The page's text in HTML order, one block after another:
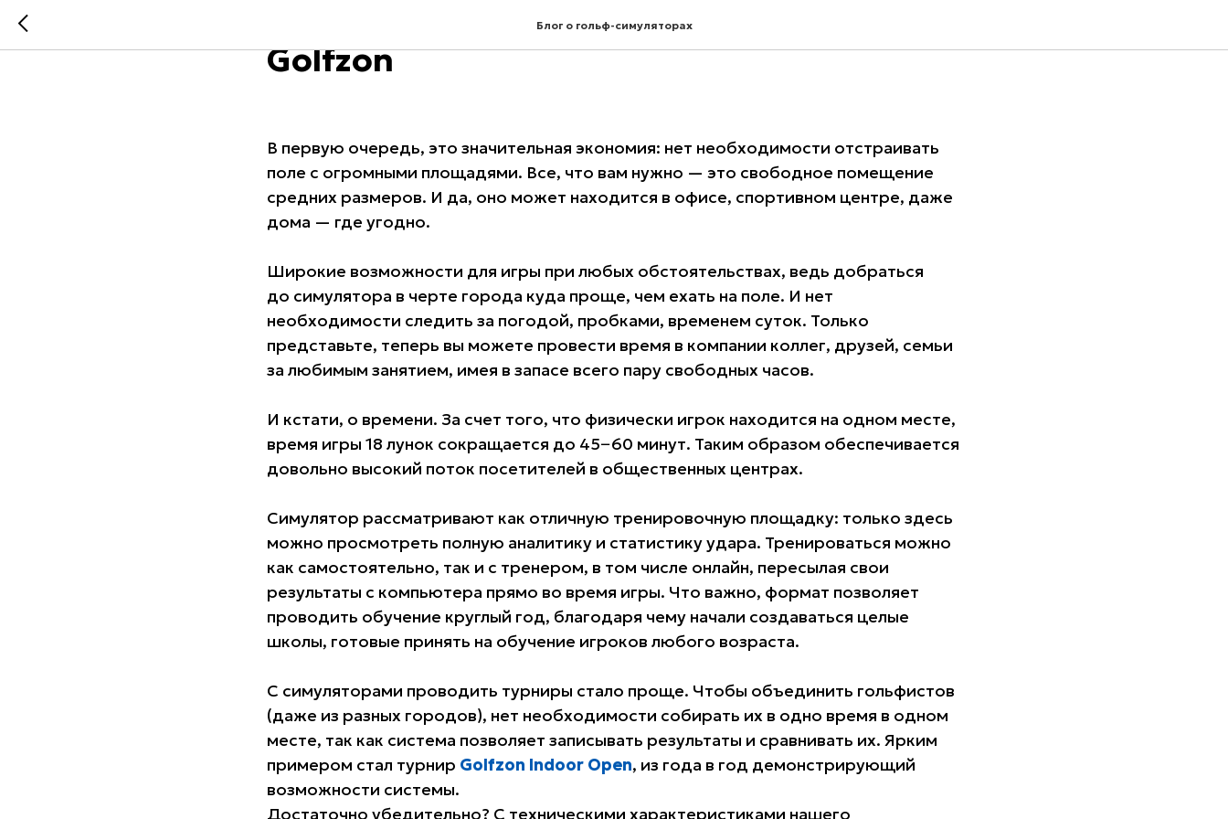
Блог о гольф-симуляторах
Преимущества гольф-симуляторов
Golfzon
В первую очередь, это значительная экономия: нет необходимости отстраивать
поле с огромными площадями. Все, что вам нужно — это свободное помещение
средних размеров. И да, оно может находится в офисе, спортивном центре, даже
дома — где угодно.
Широкие возможности для игры при любых обстоятельствах, ведь добраться
до симулятора в черте города куда проще, чем ехать на поле. И нет
необходимости следить за погодой, пробками, временем суток. Только
представьте, теперь вы можете провести время в компании коллег, друзей, семьи
за любимым занятием, имея в запасе всего пару свободных часов.
И кстати, о времени. За счет того, что физически игрок находится на одном месте,
время игры 18 лунок сокращается до 45−60 минут. Таким образом обеспечивается
довольно высокий поток посетителей в общественных центрах.
Симулятор рассматривают как отличную тренировочную площадку: только здесь
можно просмотреть полную аналитику и статистику удара. Тренироваться можно
как самостоятельно, так и с тренером, в том числе онлайн, пересылая свои
результаты с компьютера прямо во время игры. Что важно, формат позволяет
проводить обучение круглый год, благодаря чему начали создаваться целые
школы, готовые принять на обучение игроков любого возраста.
С симуляторами проводить турниры стало проще. Чтобы объединить гольфистов
(даже из разных городов), нет необходимости собирать их в одно время в одном
месте, так как система позволяет записывать результаты и сравнивать их. Ярким
примером стал турнир Golfzon Indoor Open, из года в год демонстрирующий
возможности системы.
Достаточно убедительно? С техническими характеристиками нашего